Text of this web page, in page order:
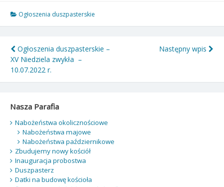
Ogłoszenia duszpasterskie
Nawigacja
wpisu
Ogłoszenia duszpasterskie –
XV Niedziela zwykła –
10.07.2022 r.
Następny wpis
Nasza Parafia
Nabożeństwa okolicznościowe
Nabożeństwa majowe
Nabożeństwa październikowe
Zbudujemy nowy kościół
Inauguracja probostwa
Duszpasterz
Datki na budowę kościoła